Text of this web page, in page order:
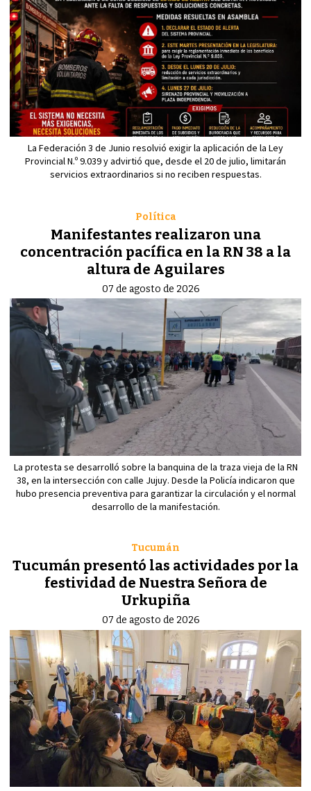
La Federación 3 de Junio resolvió exigir la aplicación de la Ley
Provincial N.º 9.039 y advirtió que, desde el 20 de julio, limitarán
servicios extraordinarios si no reciben respuestas.
Manifestantes realizaron una
concentración pacífica en la RN 38 a la
altura de Aguilares
Política
07 de agosto de 2026
La protesta se desarrolló sobre la banquina de la traza vieja de la RN
38, en la intersección con calle Jujuy. Desde la Policía indicaron que
hubo presencia preventiva para garantizar la circulación y el normal
desarrollo de la manifestación.
Tucumán presentó las actividades por la
festividad de Nuestra Señora de
Urkupiña
Tucumán
07 de agosto de 2026